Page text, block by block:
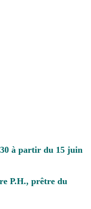
à partir du 15 juin
P.H., prêtre du